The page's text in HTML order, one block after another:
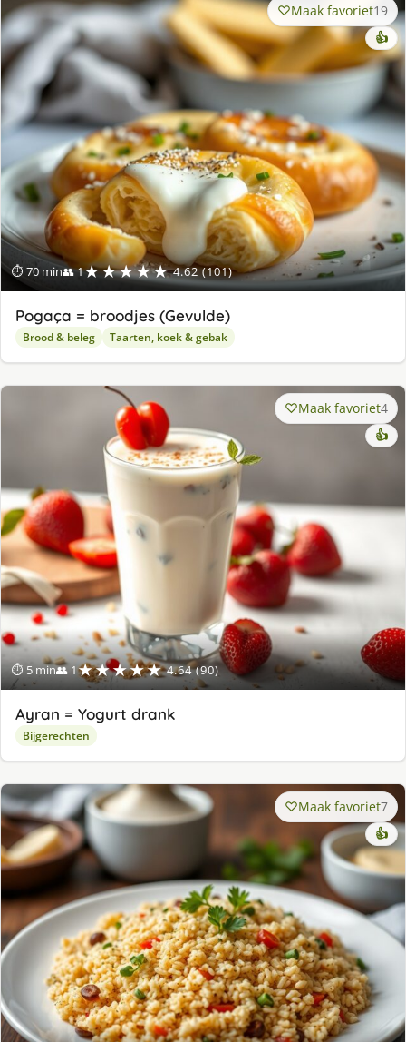
⏱ 70 min👥 1★★★★★ 4.62 (101)
Maak favoriet19
👍
Pogaça = broodjes (Gevulde)
Brood & beleg Taarten, koek & gebak
⏱ 5 min👥 1★★★★★ 4.64 (90)
Maak favoriet4
👍
Ayran = Yogurt drank
Bijgerechten
Maak favoriet7
👍